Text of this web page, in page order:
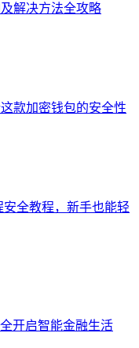
解决方法全攻略
款加密钱包的安全性
全教程，新手也能轻
开启智能金融生活